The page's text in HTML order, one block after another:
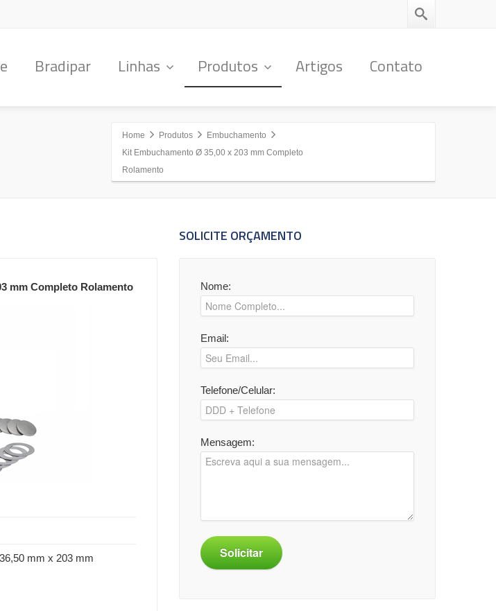
Bradipar Linhas Produtos Artigos Contato
Home Produtos
Embuchamento
Kit Embuchamento Ø 35,00 x 203 mm Completo
Rolamento
mm Completo Rolamento
mm x 203 mm
SOLICITE ORÇAMENTO
Nome:
Email:
Telefone/Celular:
Mensagem:
Solicitar